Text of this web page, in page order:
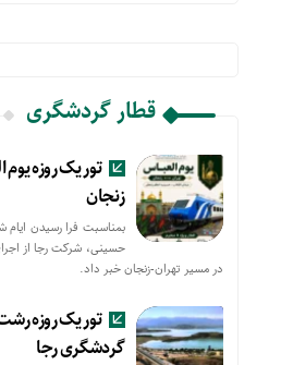
قطار گردشگری
تور یک روزه
زنجان
بمناسبت فرا رسیدن
حسینی، شرکت رجا از
در مسیر تهران-زنجان خبر داد.
تور یک روزه
گردشگری رجا